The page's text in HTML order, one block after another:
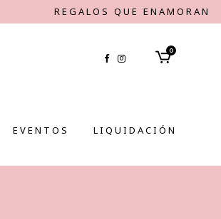
REGALOS QUE ENAMORAN
0
EVENTOS LIQUIDACIÓN